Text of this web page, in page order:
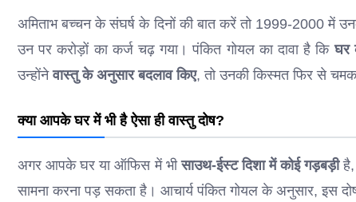
अमिताभ बच्चन के संघर्ष के दिनों की बात करें तो 1999-2000 में
उन पर करोड़ों का कर्ज चढ़ गया। पंकित गोयल का दावा है किघर
उन्होंनेवास्तु के अनुसार बदलाव किए, तो उनकी किस्मत फिर से
क्या आपके घर में भी है ऐसा ही वास्तु दोष?
अगर आपके घर या ऑफिस में भीसाउथ-ईस्ट दिशा में कोई गड़बड़ीहै,
सामना करना पड़ सकता है। आचार्य पंकित गोयल के अनुसार, इस